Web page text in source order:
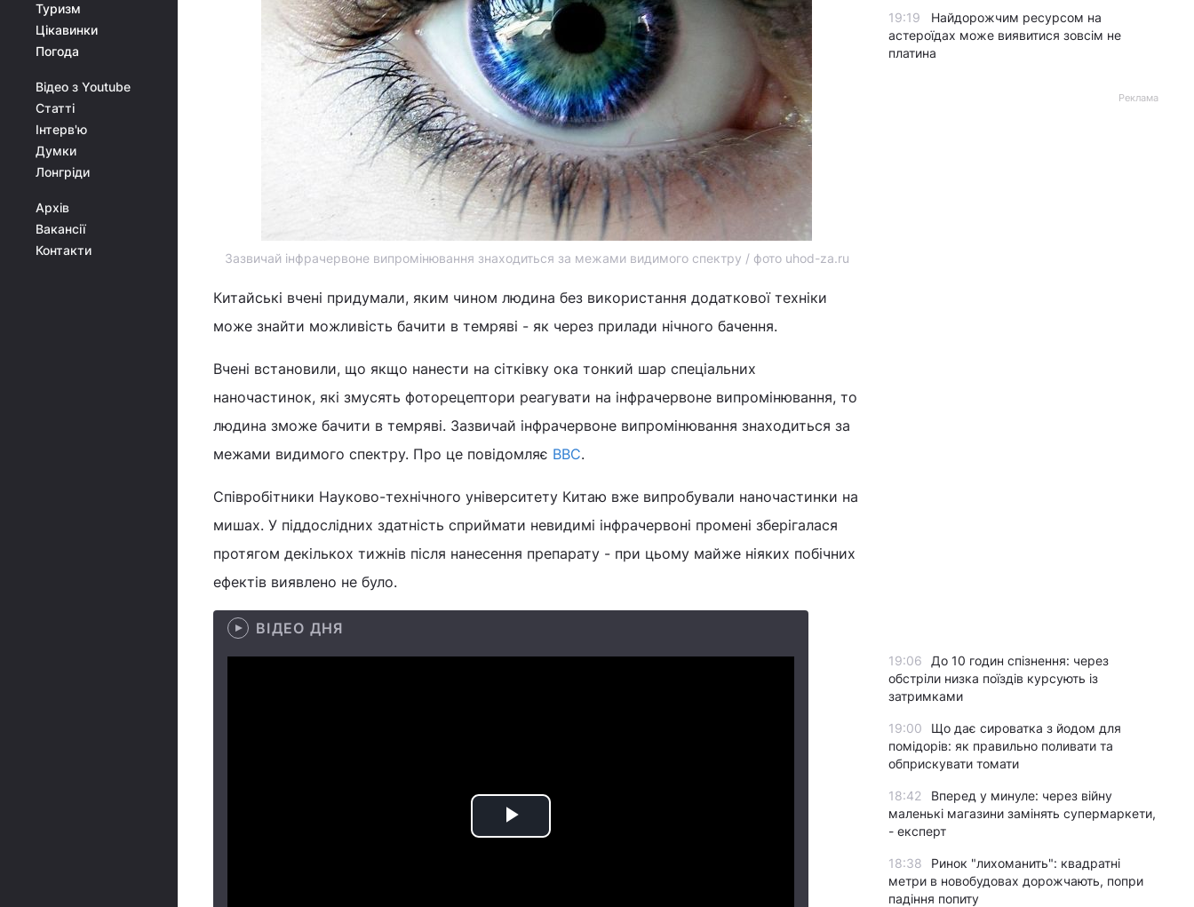
Туризм
Цікавинки
Погода
Відео з Youtube
Статті
Інтерв'ю
Думки
Лонгріди
Архів
Вакансії
Контакти
Зазвичай інфрачервоне випромінювання знаходиться за межами видимого спектру / фото uhod-za.ru
Китайські вчені придумали, яким чином людина без використання додаткової техніки
може знайти можливість бачити в темряві - як через прилади нічного бачення.
Вчені встановили, що якщо нанести на сітківку ока тонкий шар спеціальних
наночастинок, які змусять фоторецептори реагувати на інфрачервоне випромінювання, то
людина зможе бачити в темряві. Зазвичай інфрачервоне випромінювання знаходиться за
межами видимого спектру. Про це повідомляє ВВС.
Співробітники Науково-технічного університету Китаю вже випробували наночастинки на
мишах. У піддослідних здатність сприймати невидимі інфрачервоні промені зберігалася
протягом декількох тижнів після нанесення препарату - при цьому майже ніяких побічних
ефектів виявлено не було.
ВІДЕО ДНЯ
Play
19:19
Найдорожчим ресурсом на
астероїдах може виявитися зовсім не
платина
Реклама
19:06
До 10 годин спізнення: через
обстріли низка поїздів курсують із
затримками
19:00
Що дає сироватка з йодом для
помідорів: як правильно поливати та
обприскувати томати
18:42
Вперед у минуле: через війну
маленькі магазини замінять супермаркети,
- експерт
18:38
Ринок "лихоманить": квадратні
метри в новобудовах дорожчають, попри
падіння попиту